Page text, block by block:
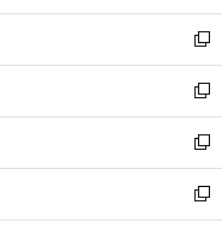
開
く
ウ
で
開
く
ン
ド
ウ
で
開
く
ウ
ィ
ン
ド
ウ
で
開
く
新
し
い
ウ
ィ
ン
ド
ウ
新
し
い
ウ
ィ
ン
新
し
い
ウ
新
し